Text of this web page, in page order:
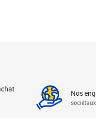
Nos